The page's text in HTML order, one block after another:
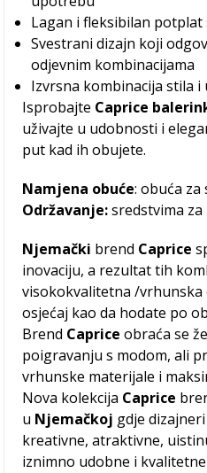
Lagan i fleksibilan
Svestrani dizajn koji
odjevnim kombinacijama
Izvrsna kombinacija stila i
Isprobajte Caprice
uživajte u udobnosti i
put kad ih obujete.
Namjena obuće: obuća
Održavanje:sredstvima
Njemački brend Caprice
inovaciju, a rezultat tih
visokokvalitetna /vrhunska
osjećaj kao da hodate po
Brend Caprice obraća se
poigravanju s modom, ali
vrhunske materijale i
Nova kolekcija Caprice
u Njemačkoj gdje
kreativne, atraktivne,
iznimno udobne i kvalitetne